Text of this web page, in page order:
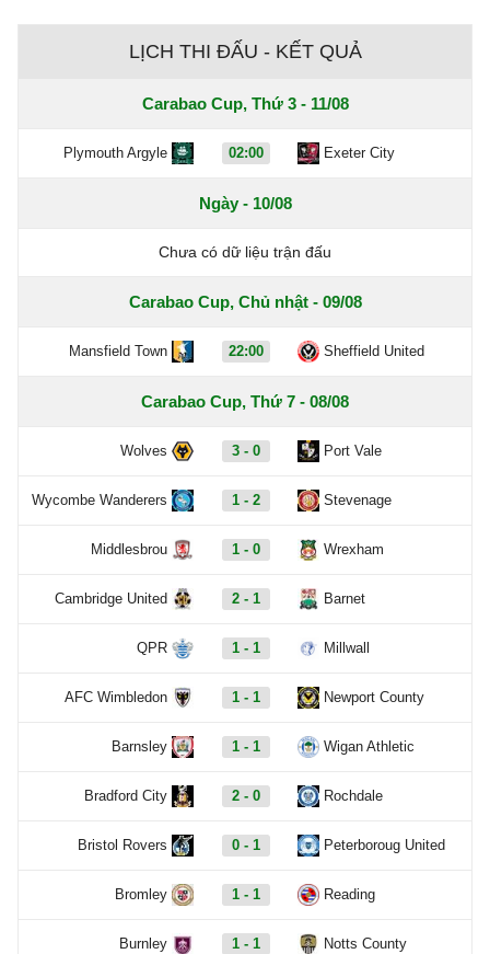
LỊCH THI ĐẤU - KẾT QUẢ
Carabao Cup, Thứ 3 - 11/08
Plymouth Argyle 02:00 Exeter City
Ngày - 10/08
Chưa có dữ liệu trận đấu
Carabao Cup, Chủ nhật - 09/08
Mansfield Town 22:00 Sheffield United
Carabao Cup, Thứ 7 - 08/08
Wolves 3 - 0 Port Vale
Wycombe Wanderers 1 - 2 Stevenage
Middlesbrou 1 - 0 Wrexham
Cambridge United 2 - 1 Barnet
QPR 1 - 1 Millwall
AFC Wimbledon 1 - 1 Newport County
Barnsley 1 - 1 Wigan Athletic
Bradford City 2 - 0 Rochdale
Bristol Rovers 0 - 1 Peterboroug United
Bromley 1 - 1 Reading
Burnley 1 - 1 Notts County